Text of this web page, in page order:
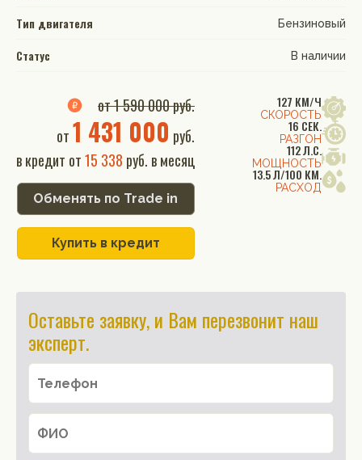
Тип двигателя Бензиновый
Статус В наличии
127 КМ/Ч
СКОРОСТЬ
16 СЕК.
РАЗГОН
112 Л.С.
МОЩНОСТЬ
13.5 Л/100 КМ.
РАСХОД
от 1 590 000 руб.
от1 431 000 руб.
в кредит от15 338 руб. в месяц
Обменять по Trade in
Купить в кредит
Оставьте заявку, и Вам перезвонит наш
эксперт.